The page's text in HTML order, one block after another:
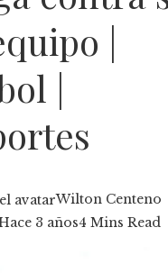
|
|
Wilton Centeno
3 años4 Mins Read